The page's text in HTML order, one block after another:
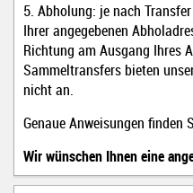
5. Abholung: je nach
Ihrer angegebenen
Richtung am Ausgang Ihres
Sammeltransfers bieten
nicht an.
Genaue Anweisungen finden
Wir wünschen Ihnen eine